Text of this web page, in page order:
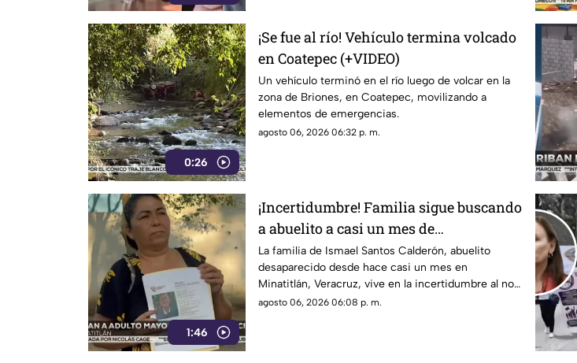
0:26
¡Se fue al río! Vehículo termina volcado
en Coatepec (+VIDEO)
Un vehículo terminó en el río luego de volcar en la
zona de Briones, en Coatepec, movilizando a
elementos de emergencias.
agosto 06, 2026 06:32 p. m.
1:46
¡Incertidumbre! Familia sigue buscando
a abuelito a casi un mes de
desaparecido en Veracruz
La familia de Ismael Santos Calderón, abuelito
desaparecido desde hace casi un mes en
Minatitlán, Veracruz, vive en la incertidumbre al no
saber nada de su familiar.
agosto 06, 2026 06:08 p. m.